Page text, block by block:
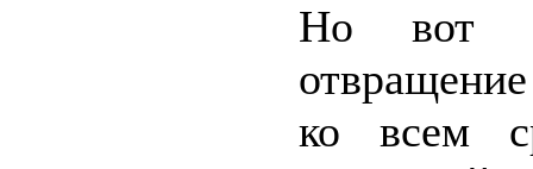
Но вот
ко всем